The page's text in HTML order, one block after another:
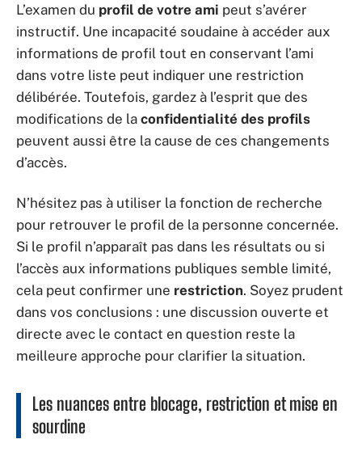
L’examen du profil de votre ami peut s’avérer
instructif. Une incapacité soudaine à accéder aux
informations de profil tout en conservant l’ami
dans votre liste peut indiquer une restriction
délibérée. Toutefois, gardez à l’esprit que des
modifications de la confidentialité des profils
peuvent aussi être la cause de ces changements
d’accès.
N’hésitez pas à utiliser la fonction de recherche
pour retrouver le profil de la personne concernée.
Si le profil n’apparaît pas dans les résultats ou si
l’accès aux informations publiques semble limité,
cela peut confirmer une restriction. Soyez prudent
dans vos conclusions : une discussion ouverte et
directe avec le contact en question reste la
meilleure approche pour clarifier la situation.
Les nuances entre blocage, restriction et mise en
sourdine